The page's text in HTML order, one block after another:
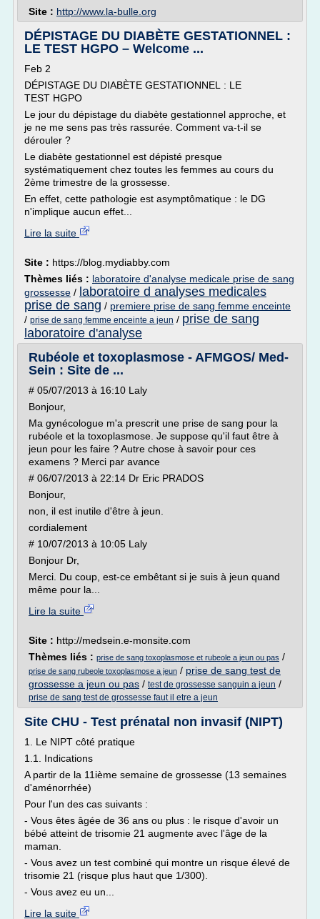
Site : http://www.la-bulle.org
DÉPISTAGE DU DIABÈTE GESTATIONNEL :
LE TEST HGPO – Welcome ...
Feb 2
DÉPISTAGE DU DIABÈTE GESTATIONNEL : LE
TEST HGPO
Le jour du dépistage du diabète gestationnel approche, et
je ne me sens pas très rassurée. Comment va-t-il se
dérouler ?
Le diabète gestationnel est dépisté presque
systématiquement chez toutes les femmes au cours du
2ème trimestre de la grossesse.
En effet, cette pathologie est asymptômatique : le DG
n'implique aucun effet...
Lire la suite
Site : https://blog.mydiabby.com
Thèmes liés : laboratoire d'analyse medicale prise de sang
grossesse / laboratoire d analyses medicales
prise de sang / premiere prise de sang femme enceinte
/ prise de sang femme enceinte a jeun / prise de sang
laboratoire d'analyse
Rubéole et toxoplasmose - AFMGOS/ Med-
Sein : Site de ...
# 05/07/2013 à 16:10 Laly
Bonjour,
Ma gynécologue m'a prescrit une prise de sang pour la
rubéole et la toxoplasmose. Je suppose qu'il faut être à
jeun pour les faire ? Autre chose à savoir pour ces
examens ? Merci par avance
# 06/07/2013 à 22:14 Dr Eric PRADOS
Bonjour,
non, il est inutile d'être à jeun.
cordialement
# 10/07/2013 à 10:05 Laly
Bonjour Dr,
Merci. Du coup, est-ce embêtant si je suis à jeun quand
même pour la...
Lire la suite
Site : http://medsein.e-monsite.com
Thèmes liés : prise de sang toxoplasmose et rubeole a jeun ou pas /
prise de sang rubeole toxoplasmose a jeun / prise de sang test de
grossesse a jeun ou pas / test de grossesse sanguin a jeun /
prise de sang test de grossesse faut il etre a jeun
Site CHU - Test prénatal non invasif (NIPT)
1. Le NIPT côté pratique
1.1. Indications
A partir de la 11ième semaine de grossesse (13 semaines
d'aménorrhée)
Pour l'un des cas suivants :
- Vous êtes âgée de 36 ans ou plus : le risque d'avoir un
bébé atteint de trisomie 21 augmente avec l'âge de la
maman.
- Vous avez un test combiné qui montre un risque élevé de
trisomie 21 (risque plus haut que 1/300).
- Vous avez eu un...
Lire la suite